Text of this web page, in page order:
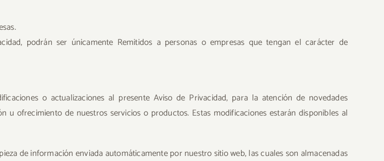
podrán ser únicamente Remitidos a personas o empresas que tengan el carácter de
o actualizaciones al presente Aviso de Privacidad, para la atención de novedades
u ofrecimiento de nuestros servicios o productos. Estas modificaciones estarán disponibles al
de información enviada automáticamente por nuestro sitio web, las cuales son almacenadas